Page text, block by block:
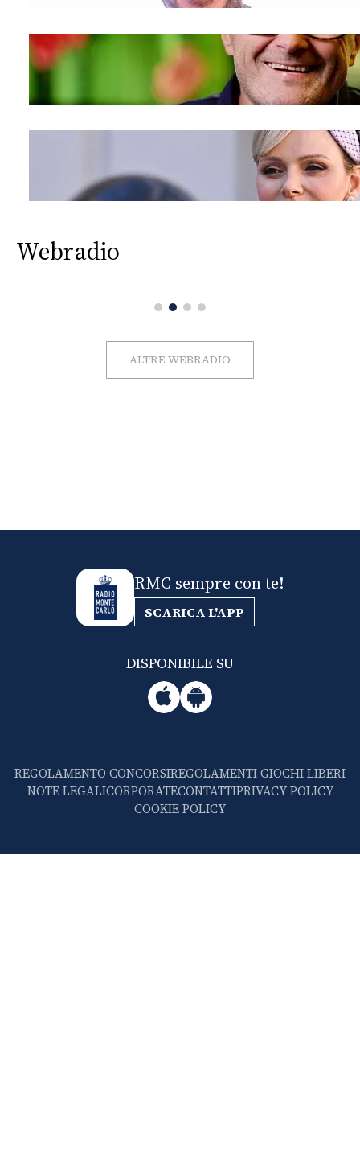
Webradio
ALTRE WEBRADIO
RMC sempre con te!
SCARICA L'APP
DISPONIBILE SU
REGOLAMENTO CONCORSIREGOLAMENTI GIOCHI LIBERI
NOTE LEGALICORPORATECONTATTIPRIVACY POLICY
COOKIE POLICY